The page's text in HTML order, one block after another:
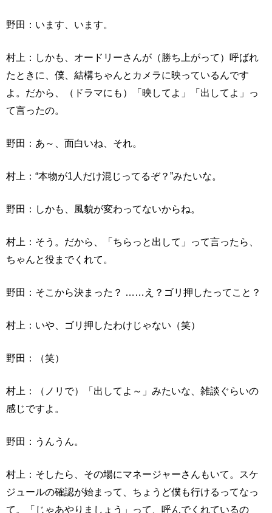
野田：います、います。
村上：しかも、オードリーさんが（勝ち上がって）呼ばれ
たときに、僕、結構ちゃんとカメラに映っているんです
よ。だから、（ドラマにも）「映してよ」「出してよ」っ
て言ったの。
野田：あ～、面白いね、それ。
村上：“本物が1人だけ混じってるぞ？”みたいな。
野田：しかも、風貌が変わってないからね。
村上：そう。だから、「ちらっと出して」って言ったら、
ちゃんと役までくれて。
野田：そこから決まった？ ……え？ゴリ押したってこと？
村上：いや、ゴリ押したわけじゃない（笑）
野田：（笑）
村上：（ノリで）「出してよ～」みたいな、雑談ぐらいの
感じですよ。
野田：うんうん。
村上：そしたら、その場にマネージャーさんもいて。スケ
ジュールの確認が始まって、ちょうど僕も行けるってなっ
て。「じゃあやりましょう」って、呼んでくれているの